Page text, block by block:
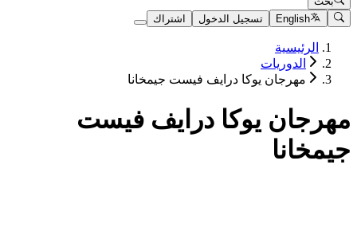
English
تسجيل الدخول اشتراك
الرئيسية
الدوريات
مهرجان يوكا درايف فيست جيمخانا
مهرجان يوكا درايف فيست
جيمخانا